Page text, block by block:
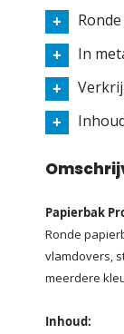
In
Papierbak
Ronde
vlamdovers,
meerdere
Inhoud: